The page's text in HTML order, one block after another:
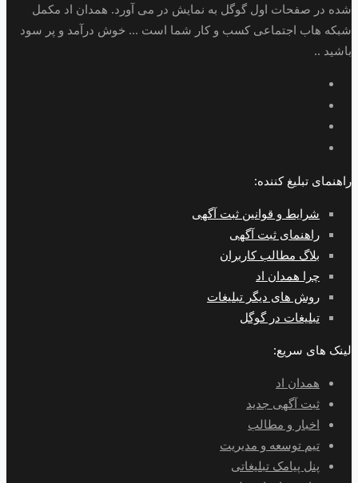
شده در صفحات اول گوگل به نمایش در می آورد. همدان اد مکمل
شبکه هاب اجتماعی کسب و کار شما است ... خوش درآمد و پر سود
باشید ..
راهنمای تبلیغ کننده:
شرایط و قوانین ثبت آگهی
راهنمای ثبت آگهی
بلاگ مطالب کاربران
چرا همدان اد
روش های دیگر تبلیغات
تبلیغات در گوگل
لینک های سریع:
همدان اد
ثبت آگهی جدید
اخبار و مطالب
تیم توسعه و مدیریت
پنل پیامک تبلیغاتی